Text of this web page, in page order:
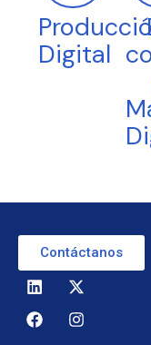
Digital
Contáctanos